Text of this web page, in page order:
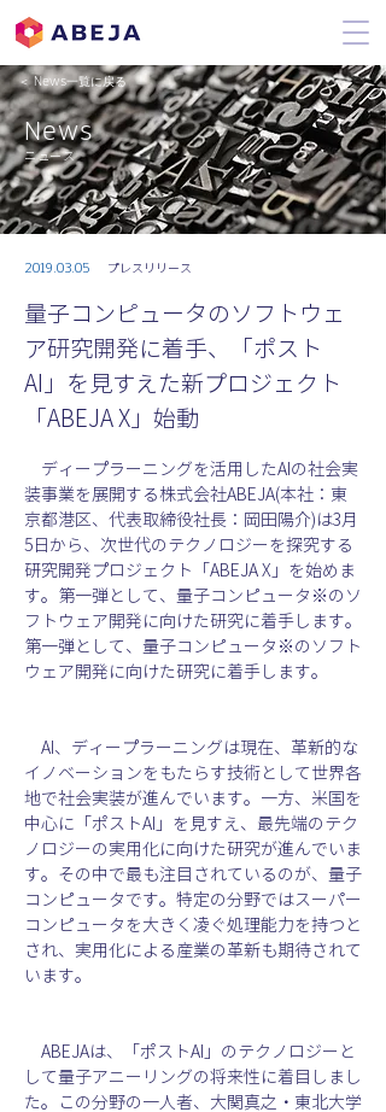
＜ News一覧に戻る
News
ニュース
2019.03.05 プレスリリース
量子コンピュータのソフトウェ
ア研究開発に着手、「ポスト
AI」を見すえた新プロジェクト
「ABEJA X」始動
ディープラーニングを活用したAIの社会実
装事業を展開する株式会社ABEJA(本社：東
京都港区、代表取締役社長：岡田陽介)は3月
5日から、次世代のテクノロジーを探究する
研究開発プロジェクト「ABEJA X」を始めま
す。第一弾として、量子コンピュータ※のソ
フトウェア開発に向けた研究に着手します。
第一弾として、量子コンピュータ※のソフト
ウェア開発に向けた研究に着手します。
AI、ディープラーニングは現在、革新的な
イノベーションをもたらす技術として世界各
地で社会実装が進んでいます。一方、米国を
中心に「ポストAI」を見すえ、最先端のテク
ノロジーの実用化に向けた研究が進んでいま
す。その中で最も注目されているのが、量子
コンピュータです。特定の分野ではスーパー
コンピュータを大きく凌ぐ処理能力を持つと
され、実用化による産業の革新も期待されて
います。
ABEJAは、「ポストAI」のテクノロジーと
して量子アニーリングの将来性に着目しまし
た。この分野の一人者、大関真之・東北大学